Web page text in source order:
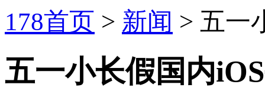
178首页 > 新闻 > 五一
五一小长假国内